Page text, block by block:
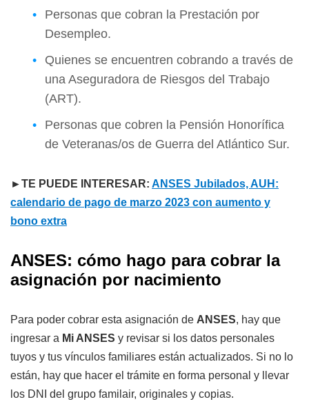
Personas que cobran la Prestación por
Desempleo.
Quienes se encuentren cobrando a través de
una Aseguradora de Riesgos del Trabajo
(ART).
Personas que cobren la Pensión Honorífica
de Veteranas/os de Guerra del Atlántico Sur.
►TE PUEDE INTERESAR: ANSES Jubilados, AUH:
calendario de pago de marzo 2023 con aumento y
bono extra
ANSES: cómo hago para cobrar la
asignación por nacimiento
Para poder cobrar esta asignación de ANSES, hay que
ingresar a Mi ANSES y revisar si los datos personales
tuyos y tus vínculos familiares están actualizados. Si no lo
están, hay que hacer el trámite en forma personal y llevar
los DNI del grupo familair, originales y copias.